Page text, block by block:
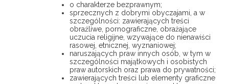
o charakterze bezprawnym;
sprzecznych z dobrymi obyczajami, a w
szczególności: zawierających treści
obraźliwe, pornograficzne, obrażające
uczucia religijne, wzywające do nienawiści
rasowej, etnicznej, wyznaniowej;
naruszających praw innych osób, w tym w
szczególności majątkowych i osobistych
praw autorskich oraz prawa do prywatności;
zawierających treści lub elementy graficzne